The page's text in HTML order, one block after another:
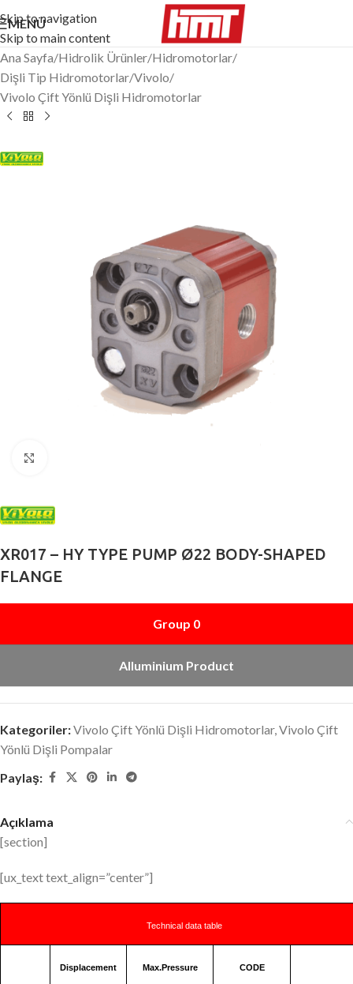
Skip to navigation
Skip to main content
MENÜ
Ana Sayfa/Hidrolik Ürünler/Hidromotorlar/
Dişli Tip Hidromotorlar/Vivolo/
Vivolo Çift Yönlü Dişli Hidromotorlar
XR017 – HY TYPE PUMP Ø22 BODY-SHAPED
FLANGE
Group 0
Alluminium Product
Kategoriler:Vivolo Çift Yönlü Dişli Hidromotorlar, Vivolo Çift
Yönlü Dişli Pompalar
Paylaş:
Açıklama
[section]
[ux_text text_align=”center”]
Technical data table
Displacement Max.Pressure CODE